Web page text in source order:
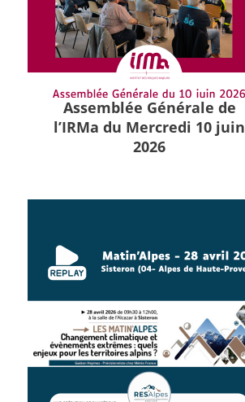
Assemblée Générale de
l’IRMa du Mercredi 10 juin
2026